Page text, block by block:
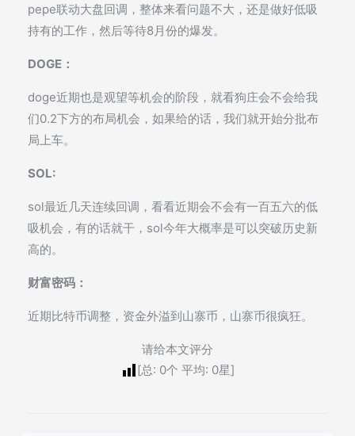
pepe联动大盘回调，整体来看问题不大，还是做好低吸
持有的工作，然后等待8月份的爆发。
DOGE：
doge近期也是观望等机会的阶段，就看狗庄会不会给我
们0.2下方的布局机会，如果给的话，我们就开始分批布
局上车。
SOL:
sol最近几天连续回调，看看近期会不会有一百五六的低
吸机会，有的话就干，sol今年大概率是可以突破历史新
高的。
财富密码：
近期比特币调整，资金外溢到山寨币，山寨币很疯狂。
请给本文评分
[总: 0个 平均: 0星]